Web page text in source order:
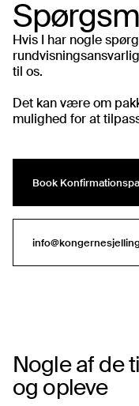
Hvis I har nogle
til os.
Det kan være om
mulighed for at
Book
Nogle af de
og opleve